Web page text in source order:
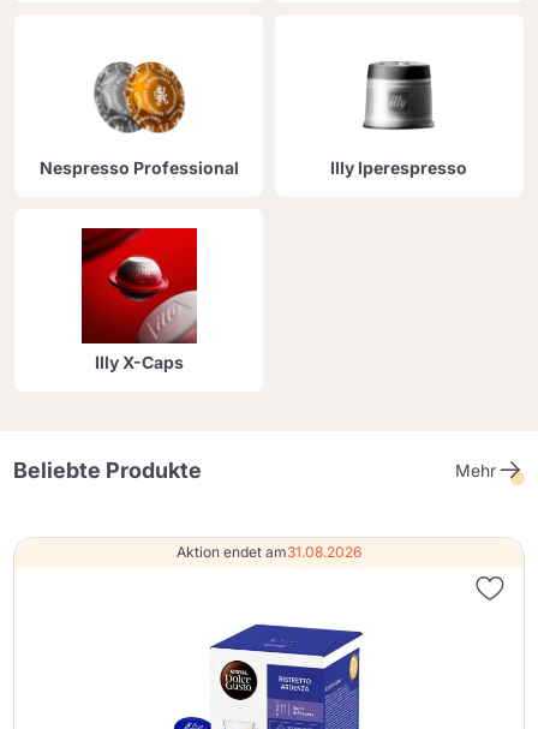
Nespresso Professional Illy Iperespresso
Illy X-Caps
Beliebte Produkte Mehr
Aktion endet am31.08.2026